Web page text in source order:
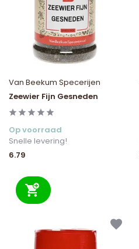
Van Beekum Specerijen
Zeewier Fijn Gesneden
Op voorraad
Snelle levering!
6.79